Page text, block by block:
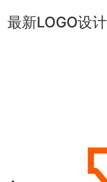
最新LOGO设计